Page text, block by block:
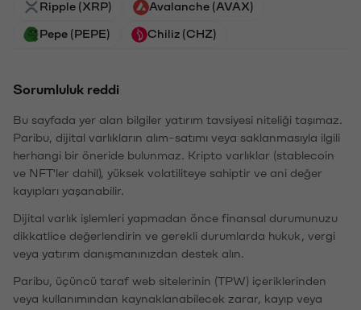
Ripple (XRP) Avalanche (AVAX)
Pepe (PEPE) Chiliz (CHZ)
Sorumluluk reddi
Bu sayfada yer alan bilgiler yatırım tavsiyesi niteliği taşımaz.
Paribu, dijital varlıkların alım-satımı veya saklanmasıyla ilgili
herhangi bir öneride bulunmaz. Kripto varlıklar (stablecoin
ve NFT'ler dahil), yüksek volatiliteye sahiptir ve ani değer
kayıpları yaşanabilir.
Dijital varlık işlemleri yapmadan önce finansal durumunuzu
dikkatlice değerlendirin ve gerekli durumlarda hukuk, vergi
veya yatırım danışmanınızdan destek alın.
Paribu, üçüncü taraf web sitelerinin (TPW) içeriklerinden
veya kullanımından kaynaklanabilecek zarar, kayıp veya